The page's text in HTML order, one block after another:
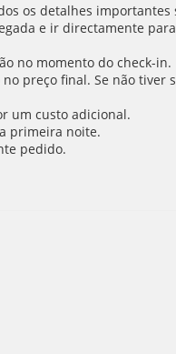
os detalhes
e ir directamente
no momento do check-in.
preço final. Se não
um custo adicional.
primeira noite.
pedido.